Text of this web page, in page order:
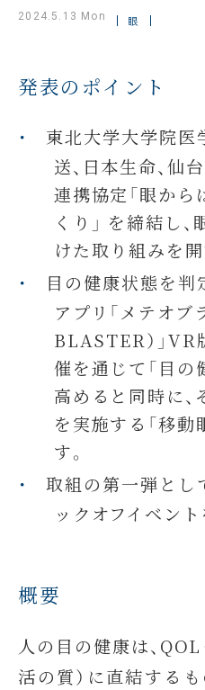
2024.5.13 Mon 眼
発表のポイント
東北大学大学院医
送、日本生命、仙
連携協定「眼か
くり」 を締結し
けた取り組みを開
目の健康状態を判
アプリ「メテオ
BLASTER）」
催を通じて「目の
高めると同時に、
を実施する「移動
す。
取組の第一弾とし
ックオフイベン
概要
人の目の健康は、
活の質）に直結する